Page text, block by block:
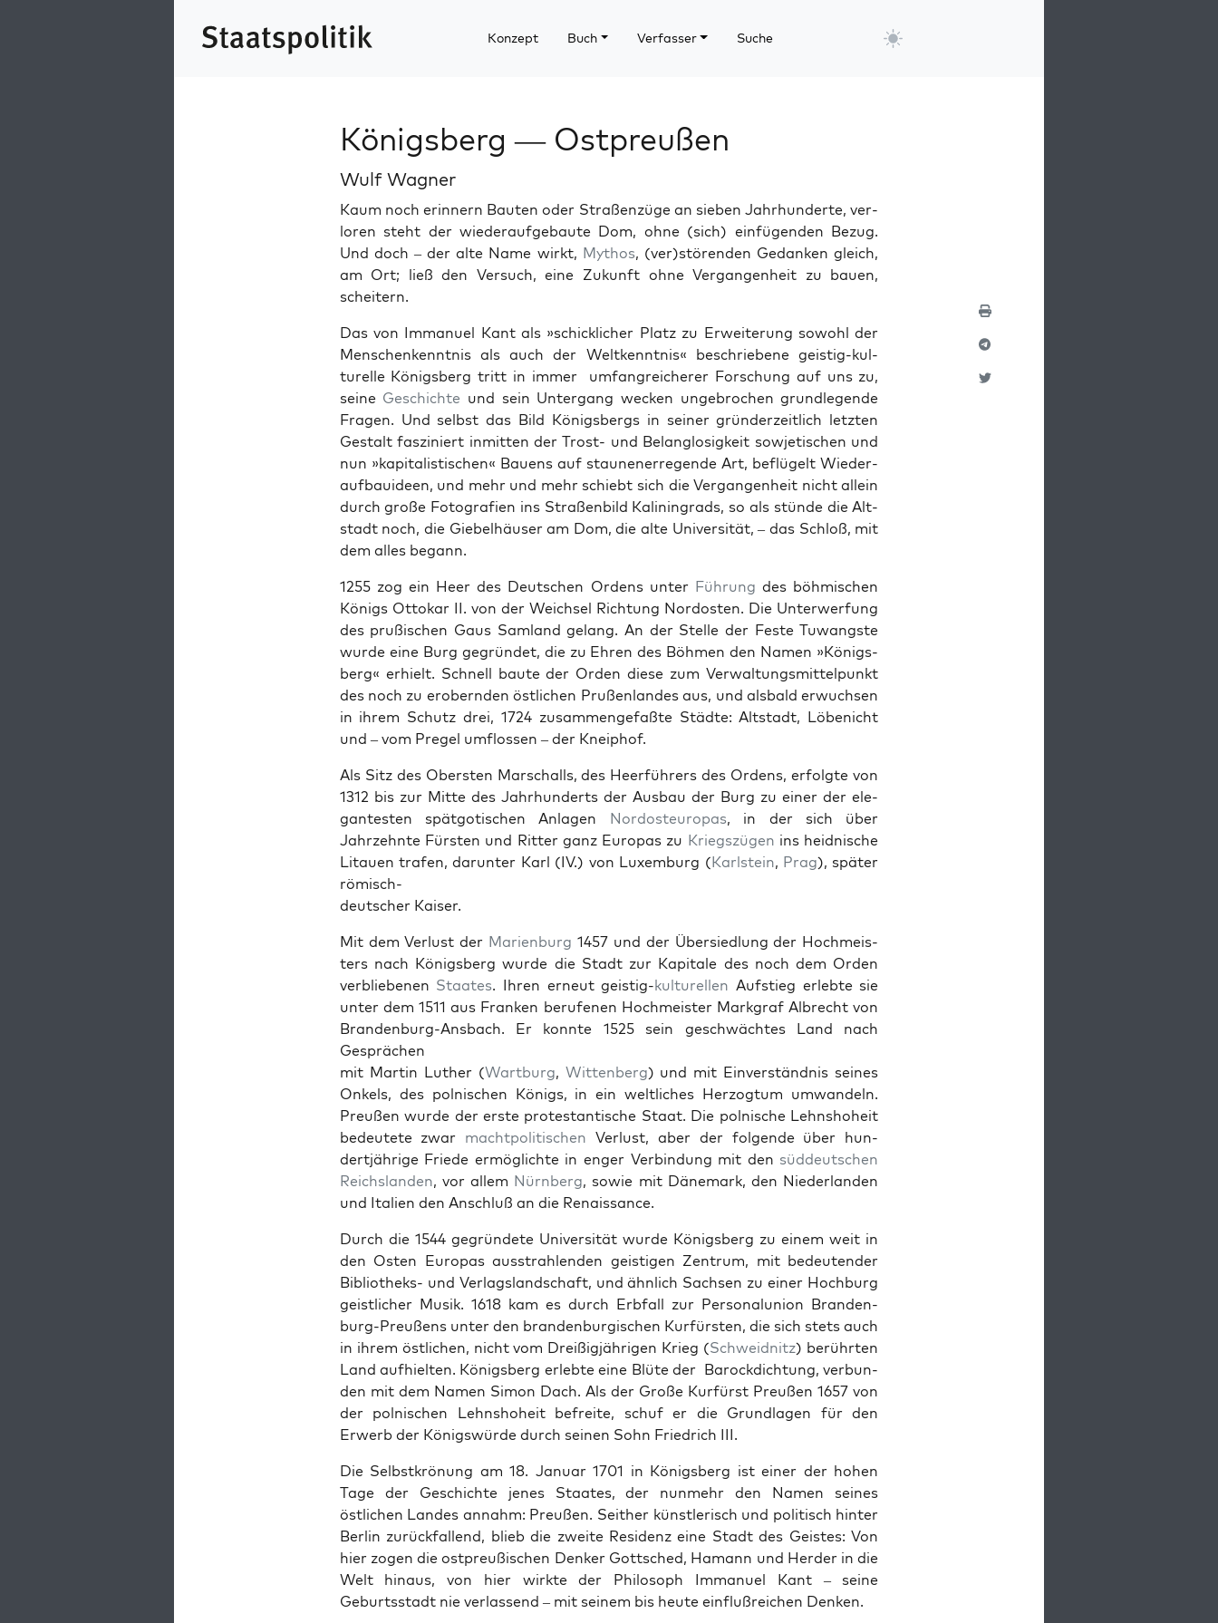
Konzept Buch Verfasser Suche
Königsberg — Ostpreußen
Wulf Wagner
Kaum noch erin­nern Baut­en oder Straßen­züge an sieben Jahrhun­derte, ver­
loren ste­ht der wieder­aufge­baute Dom, ohne (sich) ein­fü­gen­den Bezug.
Und doch – der alte Name wirkt, Mythos, (ver)störenden Gedanken gle­ich,
am Ort; ließ den Ver­such, eine Zukun­ft ohne Ver­gan­gen­heit zu bauen,
scheit­ern.
Das von Immanuel Kant als »schick­lich­er Platz zu Erweiterung sowohl der
Men­schenken­nt­nis als auch der Weltken­nt­nis« beschriebene geistig-kul­
turelle Königs­berg tritt in immer umfan­gre­icher­er Forschung auf uns zu,
seine Geschichte und sein Unter­gang weck­en unge­brochen grundle­gende
Fra­gen. Und selb­st das Bild Königs­bergs in sein­er grün­derzeitlich let­zten
Gestalt fasziniert inmit­ten der Trost- und Belan­glosigkeit sow­jetis­chen und
nun »kap­i­tal­is­tis­chen« Bauens auf staunen­erre­gende Art, beflügelt Wieder­
auf­bauideen, und mehr und mehr schiebt sich die Ver­gan­gen­heit nicht allein
durch große Fotografien ins Straßen­bild Kalin­ingrads, so als stünde die Alt­
stadt noch, die Giebel­häuser am Dom, die alte Uni­ver­sität, – das Schloß, mit
dem alles begann.
1255 zog ein Heer des Deutschen Ordens unter Führung des böh­mis­chen
Königs Ottokar II. von der Weich­sel Rich­tung Nor­dosten. Die Unter­w­er­fung
des prußis­chen Gaus Sam­land gelang. An der Stelle der Feste Tuwang­ste
wurde eine Burg gegrün­det, die zu Ehren des Böh­men den Namen »Königs­
berg« erhielt. Schnell baute der Orden diese zum Ver­wal­tungsmit­telpunkt
des noch zu erobern­den östlichen Prußen­lan­des aus, und als­bald erwuch­sen
in ihrem Schutz drei, 1724 zusam­menge­faßte Städte: Alt­stadt, Löbenicht
und – vom Pregel umflossen – der Kneiphof.
Als Sitz des Ober­sten Marschalls, des Heer­führers des Ordens, erfol­gte von
1312 bis zur Mitte des Jahrhun­derts der Aus­bau der Burg zu ein­er der ele­
gan­testen spät­go­tis­chen Anla­gen Nor­dos­teu­ropas, in der sich über
Jahrzehnte Fürsten und Rit­ter ganz Europas zu Kriegszü­gen ins hei­d­nis­che
Litauen trafen, darunter Karl (IV.) von Lux­em­burg (Karl­stein, Prag), später
römisch-
deutsch­er Kaiser.
Mit dem Ver­lust der Marien­burg 1457 und der Über­sied­lung der Hochmeis­
ters nach Königs­berg wurde die Stadt zur Kap­i­tale des noch dem Orden
verbliebe­nen Staates. Ihren erneut geistig-kul­turellen Auf­stieg erlebte sie
unter dem 1511 aus Franken berufe­nen Hochmeis­ter Mark­graf Albrecht von
Bran­den­burg-Ans­bach. Er kon­nte 1525 sein geschwächt­es Land nach
Gesprächen
mit Mar­tin Luther (Wart­burg, Wit­ten­berg) und mit Ein­ver­ständ­nis seines
Onkels, des pol­nis­chen Königs, in ein weltlich­es Her­zog­tum umwan­deln.
Preußen wurde der erste protes­tantis­che Staat. Die pol­nis­che Lehn­shoheit
bedeutete zwar macht­poli­tis­chen Ver­lust, aber der fol­gende über hun­
dertjährige Friede ermöglichte in enger Verbindung mit den süd­deutschen
Reich­s­lan­den, vor allem Nürn­berg, sowie mit Däne­mark, den Nieder­lan­den
und Ital­ien den Anschluß an die Renais­sance.
Durch die 1544 gegrün­dete Uni­ver­sität wurde Königs­berg zu einem weit in
den Osten Europas ausstrahlen­den geisti­gen Zen­trum, mit bedeu­ten­der
Bib­lio­theks- und Ver­lags­land­schaft, und ähn­lich Sach­sen zu ein­er Hochburg
geistlich­er Musik. 1618 kam es durch Erb­fall zur Per­son­alu­nion Bran­den­
burg-Preußens unter den bran­den­bur­gis­chen Kur­fürsten, die sich stets auch
in ihrem östlichen, nicht vom Dreißigjähri­gen Krieg (Schwei­d­nitz) berührten
Land aufhiel­ten. Königs­berg erlebte eine Blüte der Barock­dich­tung, ver­bun­
den mit dem Namen Simon Dach. Als der Große Kur­fürst Preußen 1657 von
der pol­nis­chen Lehn­shoheit befre­ite, schuf er die Grund­la­gen für den
Erwerb der Königswürde durch seinen Sohn Friedrich III.
Die Selb­stkrö­nung am 18. Jan­u­ar 1701 in Königs­berg ist ein­er der hohen
Tage der Geschichte jenes Staates, der nun­mehr den Namen seines
östlichen Lan­des annahm: Preußen. Sei­ther kün­st­lerisch und poli­tisch hin­ter
Berlin zurück­fal­l­end, blieb die zweite Res­i­denz eine Stadt des Geistes: Von
hier zogen die ost­preußis­chen Denker Gottsched, Hamann und Herder in die
Welt hin­aus, von hier wirk­te der Philosoph Immanuel Kant – seine
Geburtsstadt nie ver­lassend – mit seinem bis heute ein­flußre­ichen Denken.